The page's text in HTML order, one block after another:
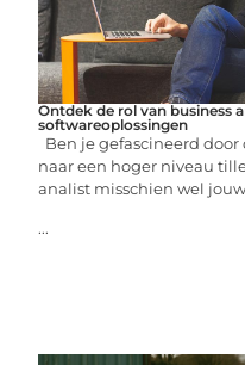
Ontdek de rol van business
softwareoplossingen
Ben je gefascineerd
naar een hoger niveau
analist misschien wel
...